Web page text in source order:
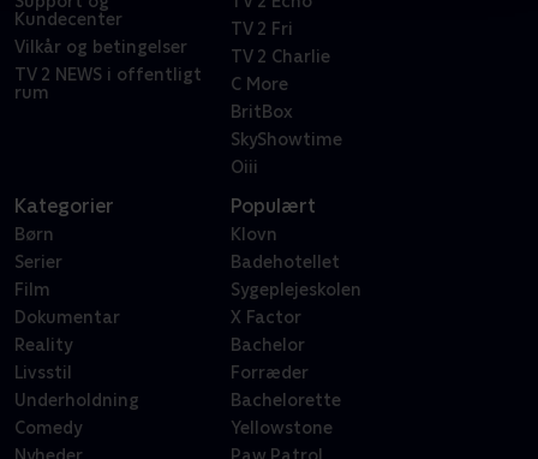
Kundecenter
Vilkår og betingelser
TV 2 NEWS i offentligt
rum
TV 2 Fri
TV 2 Charlie
C More
BritBox
SkyShowtime
Oiii
Kategorier
Børn
Serier
Film
Dokumentar
Reality
Livsstil
Underholdning
Comedy
Populært
Klovn
Badehotellet
Sygeplejeskolen
X Factor
Bachelor
Forræder
Bachelorette
Yellowstone